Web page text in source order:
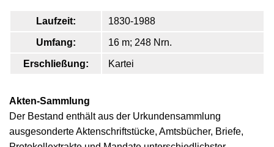
Laufzeit: 1830-1988
Umfang: 16 m; 248 Nrn.
Erschließung: Kartei
Akten-Sammlung
Der Bestand enthält aus der Urkundensammlung
ausgesonderte Aktenschriftstücke, Amtsbücher, Briefe,